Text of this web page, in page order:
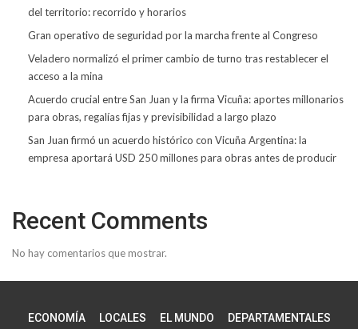
del territorio: recorrido y horarios
Gran operativo de seguridad por la marcha frente al Congreso
Veladero normalizó el primer cambio de turno tras restablecer el
acceso a la mina
Acuerdo crucial entre San Juan y la firma Vicuña: aportes millonarios
para obras, regalías fijas y previsibilidad a largo plazo
San Juan firmó un acuerdo histórico con Vicuña Argentina: la
empresa aportará USD 250 millones para obras antes de producir
Recent Comments
No hay comentarios que mostrar.
ECONOMÍA LOCALES EL MUNDO DEPARTAMENTALES